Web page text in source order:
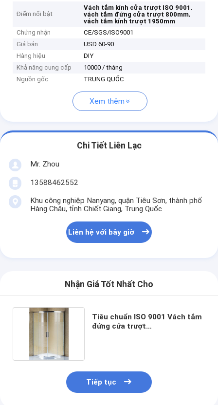
Điểm nổi bật
Vách tắm kính cửa trượt ISO 9001,
vách tắm đứng cửa trượt 800mm,
vách tắm kính trượt 1950mm
Chứng nhận
CE/SGS/ISO9001
Giá bán
USD 60-90
Hàng hiệu
DIY
Khả năng cung cấp
10000 / tháng
Nguồn gốc
TRUNG QUỐC
Xem thêm
Chi Tiết Liên Lạc
Mr. Zhou
13588462552
Khu công nghiệp Nanyang, quận Tiêu Sơn, thành phố
Hàng Châu, tỉnh Chiết Giang, Trung Quốc
Liên hệ với bây giờ
Nhận Giá Tốt Nhất Cho
Tiêu chuẩn ISO 9001 Vách tắm
đứng cửa trượt
Tiếp tục